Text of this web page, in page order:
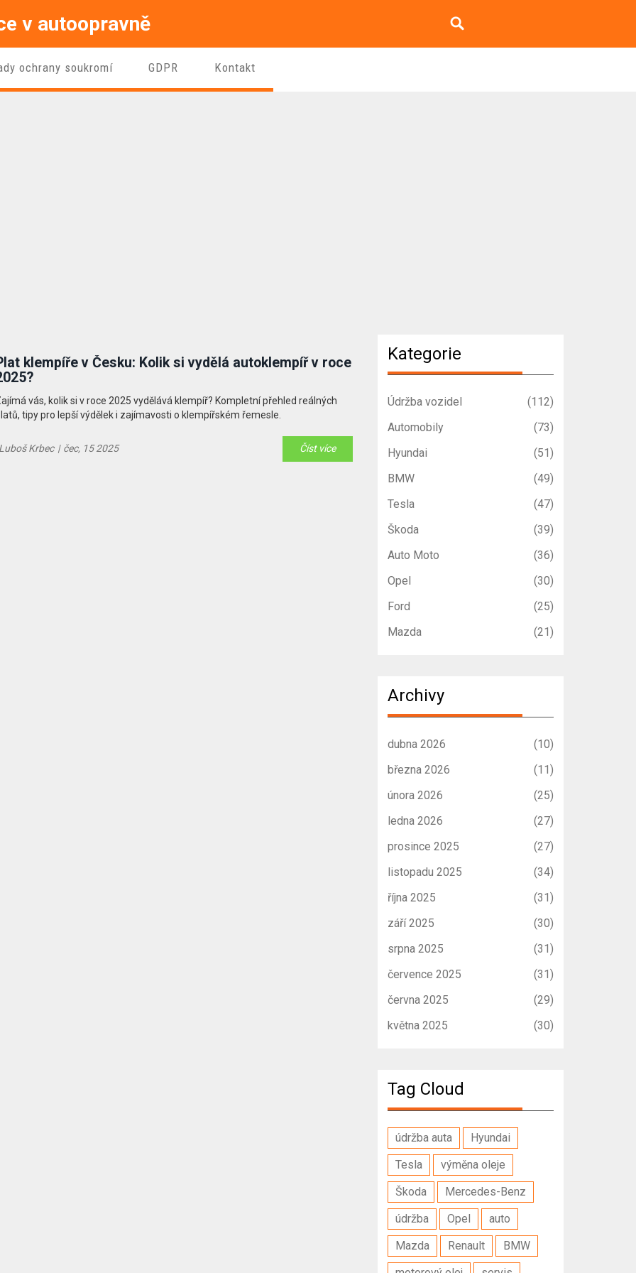
v autoopravně
ochrany soukromí GDPR Kontakt
klempíře v Česku: Kolik si vydělá autoklempíř v roce
vás, kolik si v roce 2025 vydělává klempíř? Kompletní přehled reálných
tipy pro lepší výdělek i zajímavosti o klempířském řemesle.
Krbec | čec, 15 2025 Číst více
Kategorie
Údržba vozidel
(112)
Automobily
(73)
Hyundai
(51)
BMW
(49)
Tesla
(47)
Škoda
(39)
Auto Moto
(36)
Opel
(30)
Ford
(25)
Mazda
(21)
Archivy
dubna 2026
(10)
března 2026
(11)
února 2026
(25)
ledna 2026
(27)
prosince 2025
(27)
listopadu 2025
(34)
října 2025
(31)
září 2025
(30)
srpna 2025
(31)
července 2025
(31)
června 2025
(29)
května 2025
(30)
Tag Cloud
údržba auta
Hyundai
Tesla
výměna oleje
Škoda
Mercedes-Benz
údržba
Opel
auto
Mazda
Renault
BMW